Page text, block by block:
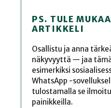
PS. TULE
ARTIKKELI
Osallistu ja anna
näkyvyyttä — jaa
esimerkiksi
WhatsApp -
tulostamalla se
painikkeilla.